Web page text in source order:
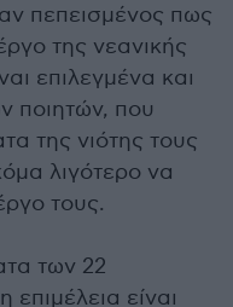
πεπεισμένος πως
της νεανικής
επιλεγμένα και
ποιητών, που
της νιότης τους
λιγότερο να
τους.
των 22
είναι